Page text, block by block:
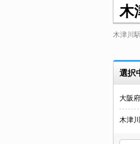
木
木津川
選択
大阪府
木津